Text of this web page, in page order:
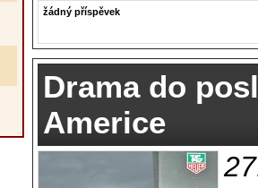
žádný příspěvek
Drama do
Americe